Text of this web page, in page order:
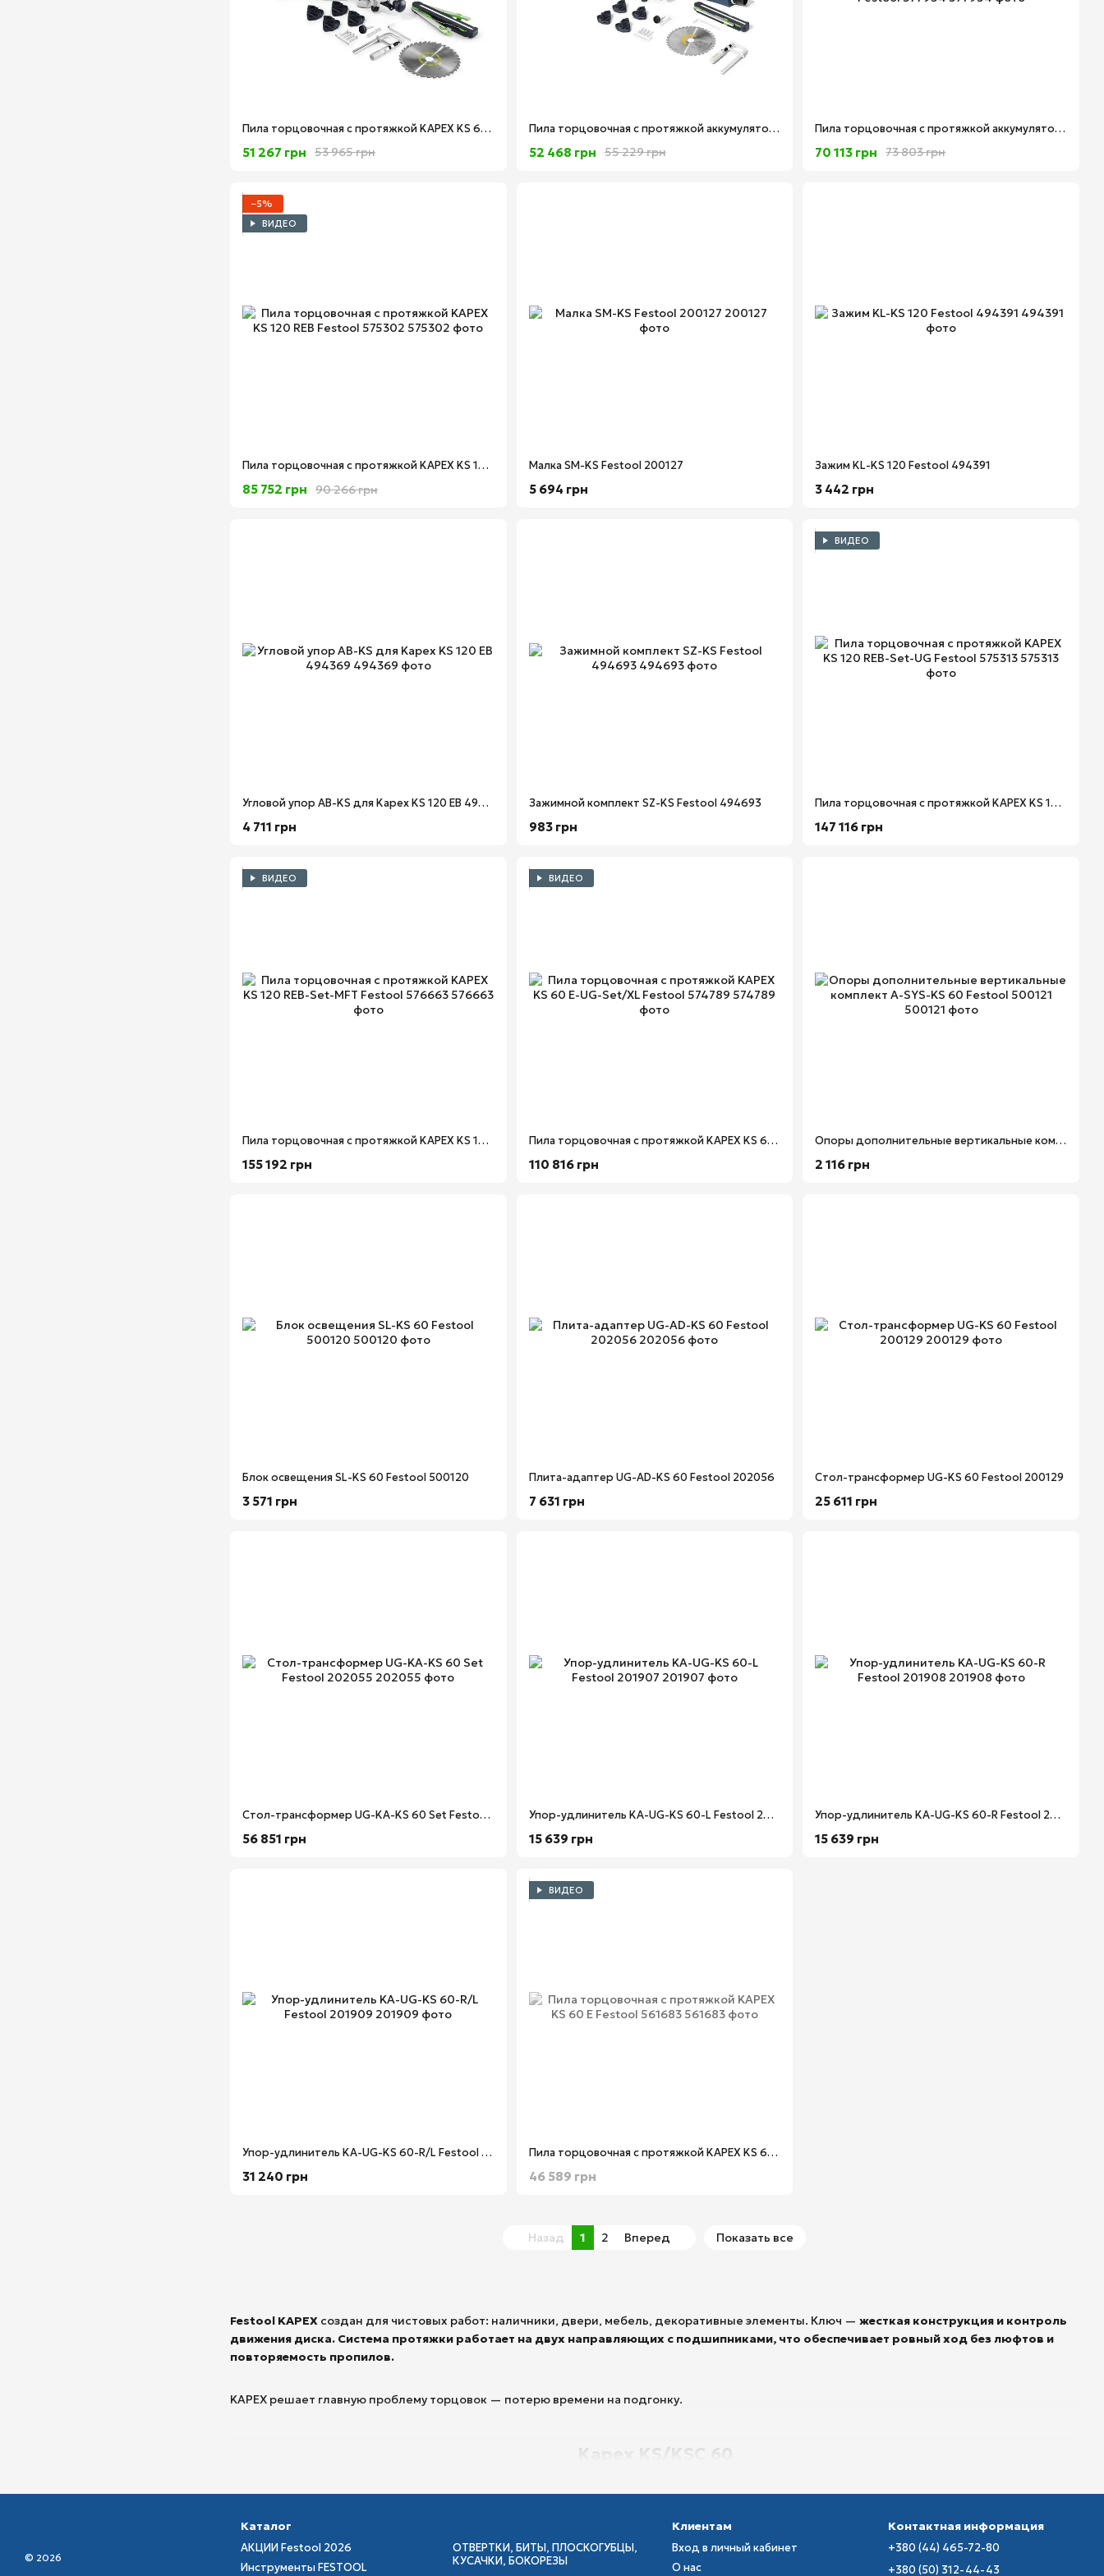
Festool KAPEX создан для чистовых работ: наличники, двери, мебель, декоративные элементы. Ключ — жесткая конструкция и контроль
движения диска. Система протяжки работает на двух направляющих с подшипниками, что обеспечивает ровный ход без люфтов и
повторяемость пропилов.
KAPEX решает главную проблему торцовок — потерю времени на подгонку.
Kapex KS/KSC 60
Пила торцовочная с протяжкой KAPEX KS 60 E-Set Festool 561728
53 965 грн
51 267 грн
Пила торцовочная с протяжкой аккумуляторная KAPEX KSC 60 EB-Basic Festool 577775
55 229 грн
52 468 грн
Пила торцовочная с протяжкой аккумуляторная KAPEX KSC 60 EB 5.0 I-Plus Festool 577954
73 803 грн
70 113 грн
−5%
ВИДЕО
Пила торцовочная с протяжкой KAPEX KS 120 REB Festool 575302
90 266 грн
85 752 грн
Малка SM-KS Festool 200127
5 694 грн
Зажим KL-KS 120 Festool 494391
3 442 грн
Угловой упор AB-KS для Kapex KS 120 EB 494369
4 711 грн
Зажимной комплект SZ-KS Festool 494693
983 грн
ВИДЕО
Пила торцовочная с протяжкой KAPEX KS 120 REB-Set-UG Festool 575313
147 116 грн
ВИДЕО
Пила торцовочная с протяжкой KAPEX KS 120 REB-Set-MFT Festool 576663
155 192 грн
ВИДЕО
Пила торцовочная с протяжкой KAPEX KS 60 E-UG-Set/XL Festool 574789
110 816 грн
Опоры дополнительные вертикальные комплект A-SYS-KS 60 Festool 500121
2 116 грн
Блок освещения SL-KS 60 Festool 500120
3 571 грн
Плита-адаптер UG-AD-KS 60 Festool 202056
7 631 грн
Стол-трансформер UG-KS 60 Festool 200129
25 611 грн
Стол-трансформер UG-KA-KS 60 Set Festool 202055
56 851 грн
Упор-удлинитель KA-UG-KS 60-L Festool 201907
15 639 грн
Упор-удлинитель KA-UG-KS 60-R Festool 201908
15 639 грн
Упор-удлинитель KA-UG-KS 60-R/L Festool 201909
31 240 грн
ВИДЕО
Пила торцовочная с протяжкой KAPEX KS 60 E Festool 561683
46 589 грн
Назад 1 2 Вперед Показать все
© 2026
Каталог
АКЦИИ Festool 2026
Инструменты FESTOOL
ОТВЕРТКИ, БИТЫ, ПЛОСКОГУБЦЫ,
КУСАЧКИ, БОКОРЕЗЫ
Клиентам
Вход в личный кабинет
О нас
Контактная информация
+380 (44) 465-72-80
+380 (50) 312-44-43